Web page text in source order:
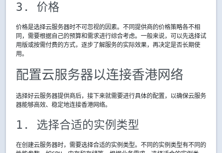
3. 价格
价格是选择云服务器时不可忽视的因素。不同提供商的价格策略各不相
同，需要根据自己的预算和需求进行综合考虑。一般来说，可以先选择试
用版或按需付费的方式，逐步了解服务的实际效果，再决定是否长期使
用。
配置云服务器以连接香港网络
选择好云服务器提供商后，接下来就需要进行具体的配置，以确保云服务
器能够高效、稳定地连接香港网络。
1. 选择合适的实例类型
在创建云服务器时，需要选择合适的实例类型。不同的实例类型有不同的